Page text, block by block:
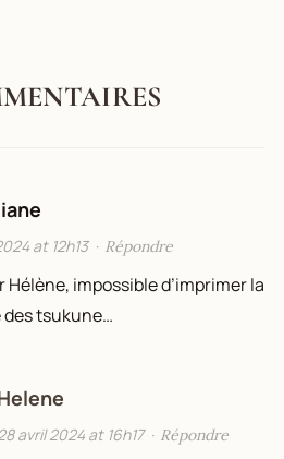
at 12h13· Répondre
Hélène, impossible d’imprimer la
tsukune…
avril 2024 at 16h17· Répondre